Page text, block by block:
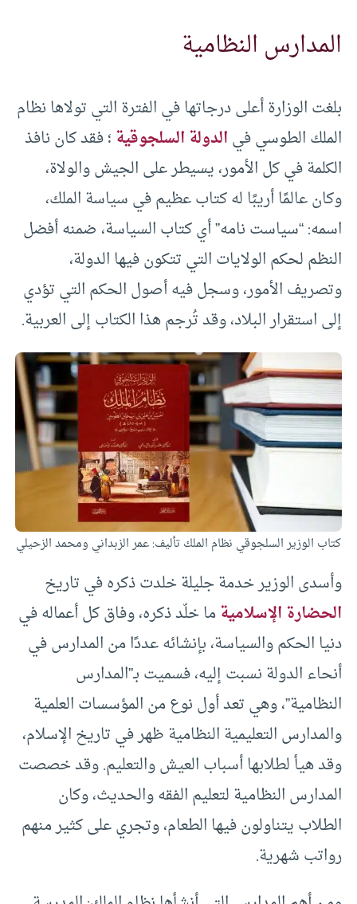
المدارس النظامية
بلغت الوزارة أعلى درجاتها في الفترة التي تولاها نظام
الملك الطوسي فيالدولة السلجوقية؛ فقد كان نافذ
الكلمة في كل الأمور، يسيطر على الجيش والولاة،
وكان عالمًا أريبًا له كتاب عظيم في سياسة الملك،
اسمه: “سياست نامه” أي كتاب السياسة، ضمنه أفضل
النظم لحكم الولايات التي تتكون فيها الدولة،
وتصريف الأمور، وسجل فيه أصول الحكم التي تؤدي
إلى استقرار البلاد، وقد تُرجم هذا الكتاب إلى العربية.
كتاب الوزير السلجوقي نظام الملك تأليف: عمر الزبداني ومحمد الزحيلي
وأسدى الوزير خدمة جليلة خلدت ذكره في تاريخ
الحضارة الإسلاميةما خلّد ذكره، وفاق كل أعماله في
دنيا الحكم والسياسة، بإنشائه عددًا من المدارس في
أنحاء الدولة نسبت إليه، فسميت بـ”المدارس
النظامية”، وهي تعد أول نوع من المؤسسات العلمية
والمدارس التعليمية النظامية ظهر في تاريخ الإسلام،
وقد هيأ لطلابها أسباب العيش والتعليم. وقد خصصت
المدارس النظامية لتعليم الفقه والحديث، وكان
الطلاب يتناولون فيها الطعام، وتجري على كثير منهم
رواتب شهرية.